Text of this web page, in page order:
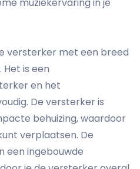
versterker met een breed
is een
en het
De versterker is
behuizing, waardoor
verplaatsen. De
een ingebouwde